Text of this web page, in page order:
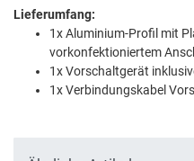
Lieferumfang:
1x Aluminium-Profil mit
vorkonfektioniertem
1x Vorschaltgerät
1x Verbindungskabel